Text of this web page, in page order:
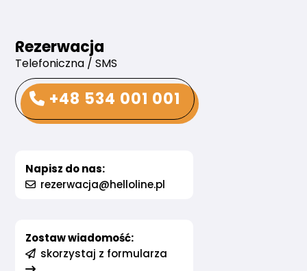
Rezerwacja
Telefoniczna / SMS
+48 534 001 001
Napisz do nas:
rezerwacja@helloline.pl
Zostaw wiadomość:
skorzystaj z formularza